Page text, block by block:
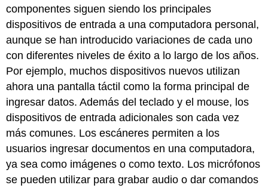
componentes siguen siendo los principales
dispositivos de entrada a una computadora personal,
aunque se han introducido variaciones de cada uno
con diferentes niveles de éxito a lo largo de los años.
Por ejemplo, muchos dispositivos nuevos utilizan
ahora una pantalla táctil como la forma principal de
ingresar datos. Además del teclado y el mouse, los
dispositivos de entrada adicionales soncada vez
más comunes. Losescáneres permiten a los
usuarios ingresar documentos en una computadora,
ya sea como imágenes o como texto. Los micrófonos
se pueden utilizar para grabar audio o dar comandos